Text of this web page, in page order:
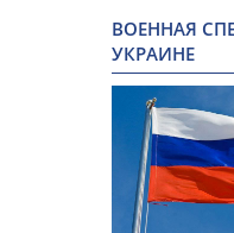
ВОЕННАЯ
УКРАИНЕ